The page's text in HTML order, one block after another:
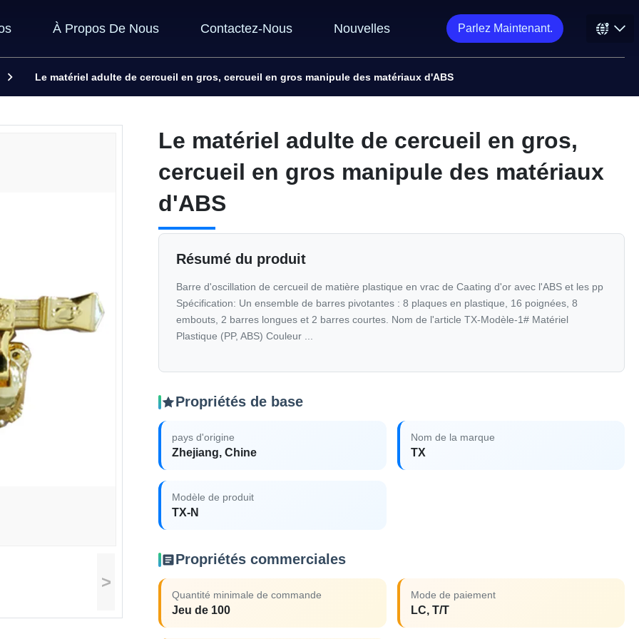
À Propos De Nous Contactez-Nous Nouvelles Parlez Maintenant.
Le matériel adulte de cercueil en gros, cercueil en gros manipule des matériaux d'ABS
>
Le matériel adulte de cercueil en gros,
cercueil en gros manipule des matériaux
d'ABS
Résumé du produit
Barre d'oscillation de cercueil de matière plastique en vrac de Caating d'or avec l'ABS et les pp
Spécification: Un ensemble de barres pivotantes : 8 plaques en plastique, 16 poignées, 8
embouts, 2 barres longues et 2 barres courtes. Nom de l'article TX-Modèle-1# Matériel
Plastique (PP, ABS) Couleur ...
Propriétés de base
pays d'origine
Zhejiang, Chine
Nom de la marque
TX
Modèle de produit
TX-N
Propriétés commerciales
Quantité minimale de commande
Jeu de 100
Mode de paiement
LC, T/T